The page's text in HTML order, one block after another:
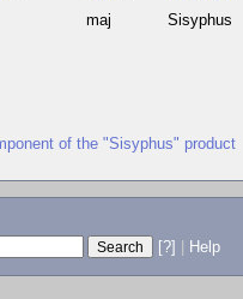
maj Sisyphus
of the "Sisyphus" product
[?] Help